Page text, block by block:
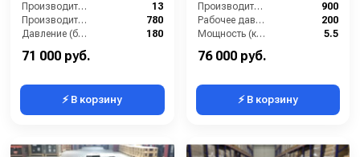
Производительность (л/мин):
13
Производительность (л/ч):
780
Давление (бар):
180
Мощность (л.с.):
71 000 руб.
⚡ В корзину
Производительность (л/ч):
900
Рабочее давление (бар):
200
Мощность (кВт):
5.5
Электропитание (В):
76 000 руб.
⚡ В корзину